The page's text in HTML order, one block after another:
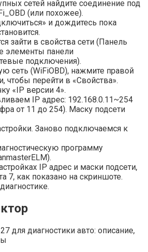
сетей найдите соединение под
(или похожее).
и дождитесь пока
зайти в свойства сети (Панель
элементы панели
подключения).
сеть (WiFiOBD), нажмите правой
чтобы перейти в «Свойства».
«IP версии 4».
IP адрес: 192.168.0.11~254
от 11 до 254). Маску подсети
Заново подключаемся к
программу
IP адрес и маски подсети,
7, как показано на скриншоте.